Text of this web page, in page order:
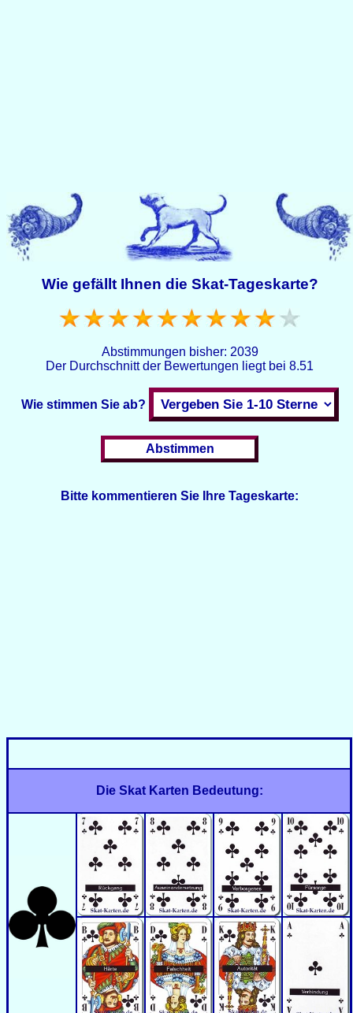
Wie gefällt Ihnen die Skat-Tageskarte?
Abstimmungen bisher: 2039
Der Durchschnitt der Bewertungen liegt bei 8.51
Wie stimmen Sie ab?
Bitte kommentieren Sie Ihre Tageskarte:
Die Skat Karten Bedeutung: